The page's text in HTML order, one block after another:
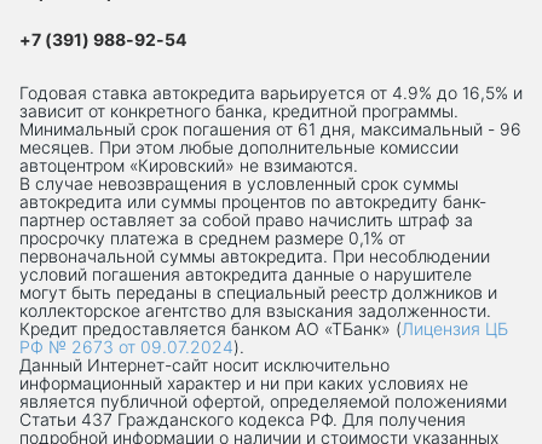
+7 (391) 988-92-54
Годовая ставка автокредита варьируется от 4.9% до 16,5% и
зависит от конкретного банка, кредитной программы.
Минимальный срок погашения от 61 дня, максимальный - 96
месяцев. При этом любые дополнительные комиссии
автоцентром «Кировский» не взимаются.
В случае невозвращения в условленный срок суммы
автокредита или суммы процентов по автокредиту банк-
партнер оставляет за собой право начислить штраф за
просрочку платежа в среднем размере 0,1% от
первоначальной суммы автокредита. При несоблюдении
условий погашения автокредита данные о нарушителе
могут быть переданы в специальный реестр должников и
коллекторское агентство для взыскания задолженности.
Кредит предоставляется банком АО «ТБанк» (Лицензия ЦБ
РФ № 2673 от 09.07.2024).
Данный Интернет-сaйт носит исключительно
информационный характер и ни при каких условиях не
является публичной офертой, определяемой положениями
Статьи 437 Гражданского кодекса РФ. Для получения
подробной информации о наличии и стоимости указанных